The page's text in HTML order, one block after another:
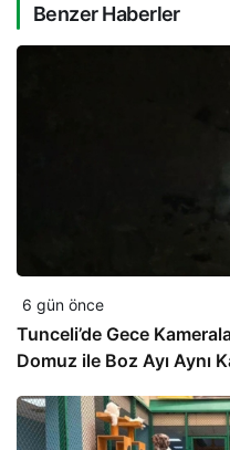
Benzer Haberler
6 gün önce
Tunceli’de Gece
Domuz ile Boz Ayı Aynı